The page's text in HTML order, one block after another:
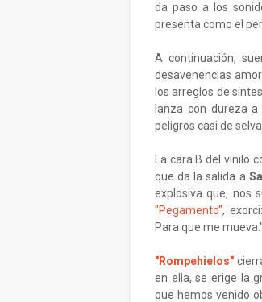
da paso a los
presenta como el
A continuación,
desavenencias
los arreglos de
lanza con dureza
peligros casi de
La cara B del vinilo
que da la salida a
explosiva que, nos
"Pegamento",
Para que me mueva."
"Rompehielos"
en ella, se erige la
que hemos venido